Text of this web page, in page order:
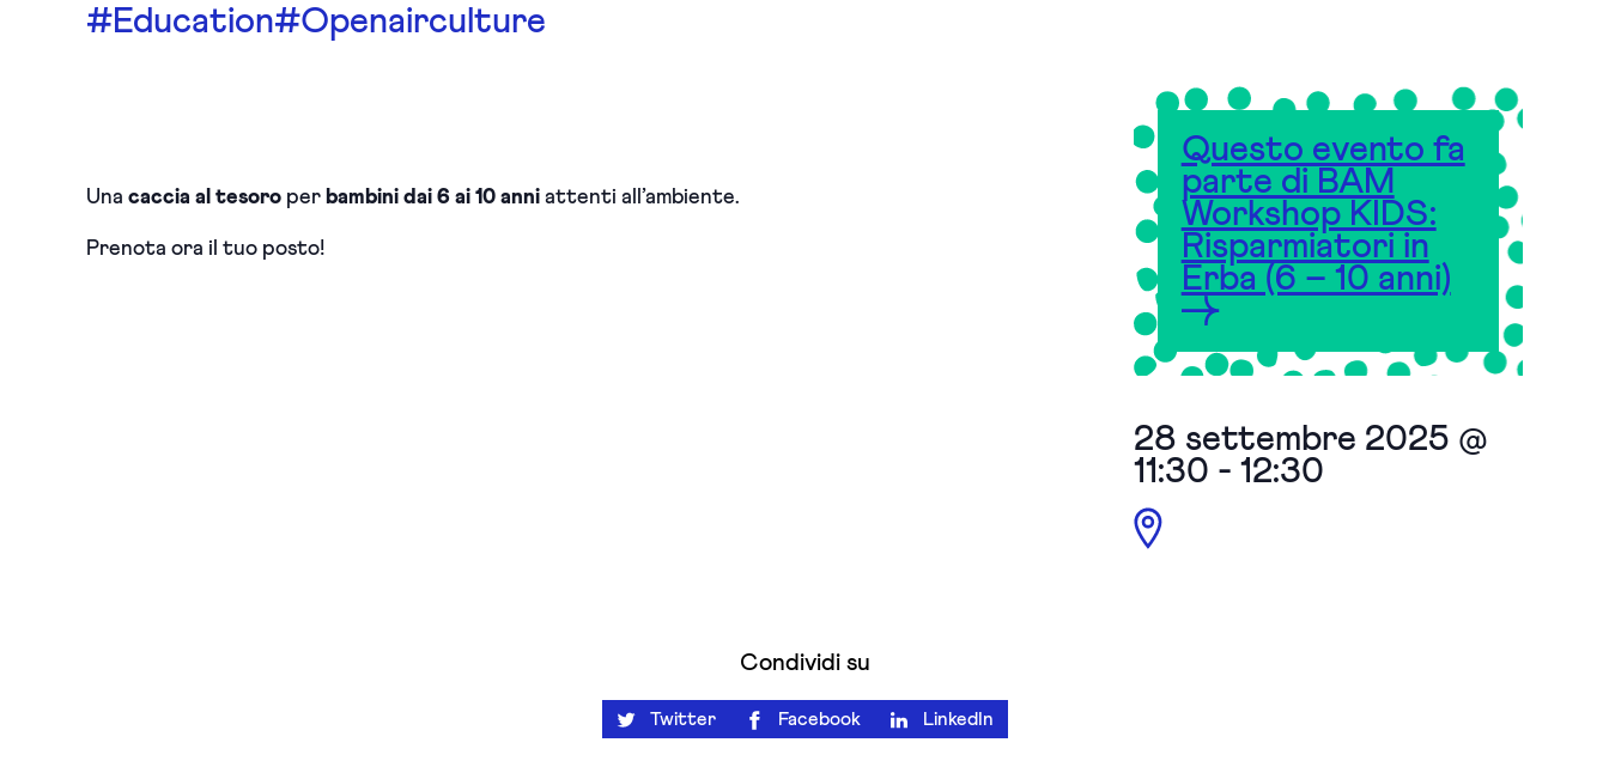
#Education#Openairculture
Una caccia al tesoro per bambini dai 6 ai 10 anni attenti all’ambiente.
Prenota ora il tuo posto!
Questo evento fa
parte di BAM
Workshop KIDS:
Risparmiatori in
Erba (6 – 10 anni)
28 settembre 2025 @
11:30 - 12:30
Condividi su
Twitter Facebook LinkedIn